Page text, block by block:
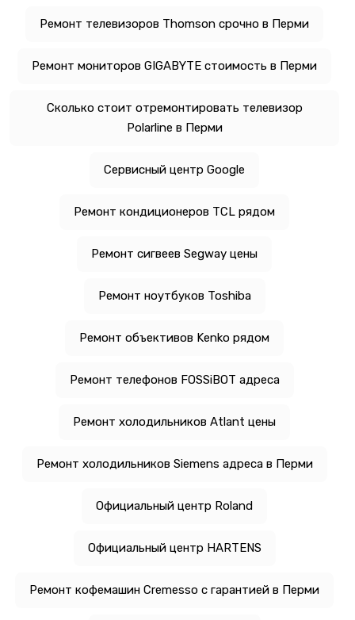
Ремонт телевизоров Thomson срочно в Перми
Ремонт мониторов GIGABYTE стоимость в Перми
Сколько стоит отремонтировать телевизор
Polarline в Перми
Сервисный центр Google
Ремонт кондиционеров TCL рядом
Ремонт сигвеев Segway цены
Ремонт ноутбуков Toshiba
Ремонт объективов Kenko рядом
Ремонт телефонов FOSSiBOT адреса
Ремонт холодильников Atlant цены
Ремонт холодильников Siemens адреса в Перми
Официальный центр Roland
Официальный центр HARTENS
Ремонт кофемашин Cremesso с гарантией в Перми